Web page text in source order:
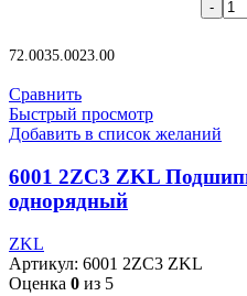
72.0035.0023.00
Сравнить
Быстрый просмотр
Добавить в список желаний
6001 2ZC3 ZKL
однорядный
ZKL
Артикул: 6001 2ZC3 ZKL
Оценка 0 из 5